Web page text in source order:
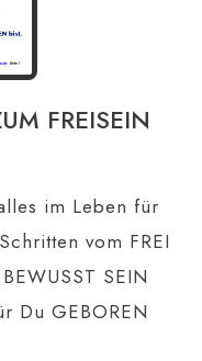
FREISEIN
im Leben für
vom FREI
SEIN
Du GEBOREN